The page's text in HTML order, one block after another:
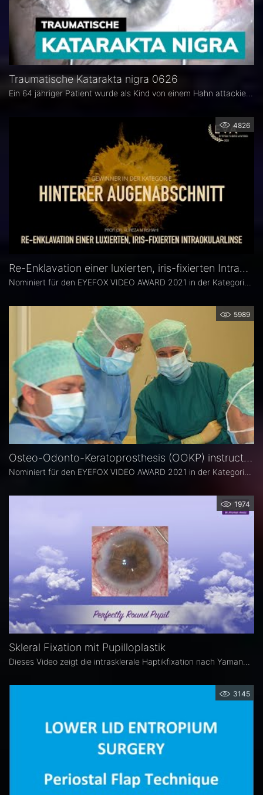
Traumatische Katarakta nigra 0626
4826
Re-Enklavation einer luxierten, iris-fixierten Intraokularlinse - Prof. Dr. Alireza Mirshahi
Nominiert für den EYEFOX VIDEO AWARD 2021 in der Kategorie: HINTERER AUGENABSCHNITT
5989
Osteo-Odonto-Keratoprosthesis (OOKP) instructional video - Prof. Dr. David Goldblum
1974
Skleral Fixation mit Pupilloplastik
3145